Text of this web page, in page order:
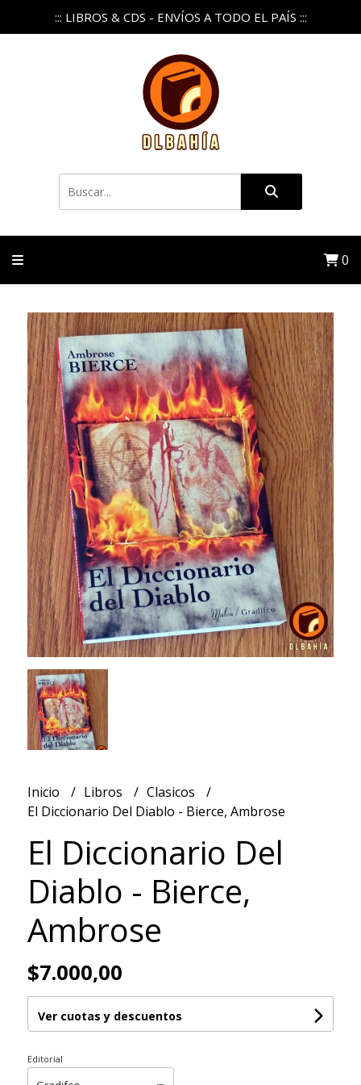
::: LIBROS & CDS - ENVÍOS A TODO EL PAÍS :::
0
Inicio Libros
Clasicos
El Diccionario Del Diablo - Bierce, Ambrose
El Diccionario Del
Diablo - Bierce,
Ambrose
$7.000,00
Ver cuotas y descuentos
Editorial